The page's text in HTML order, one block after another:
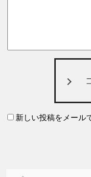
新しい投稿をメール